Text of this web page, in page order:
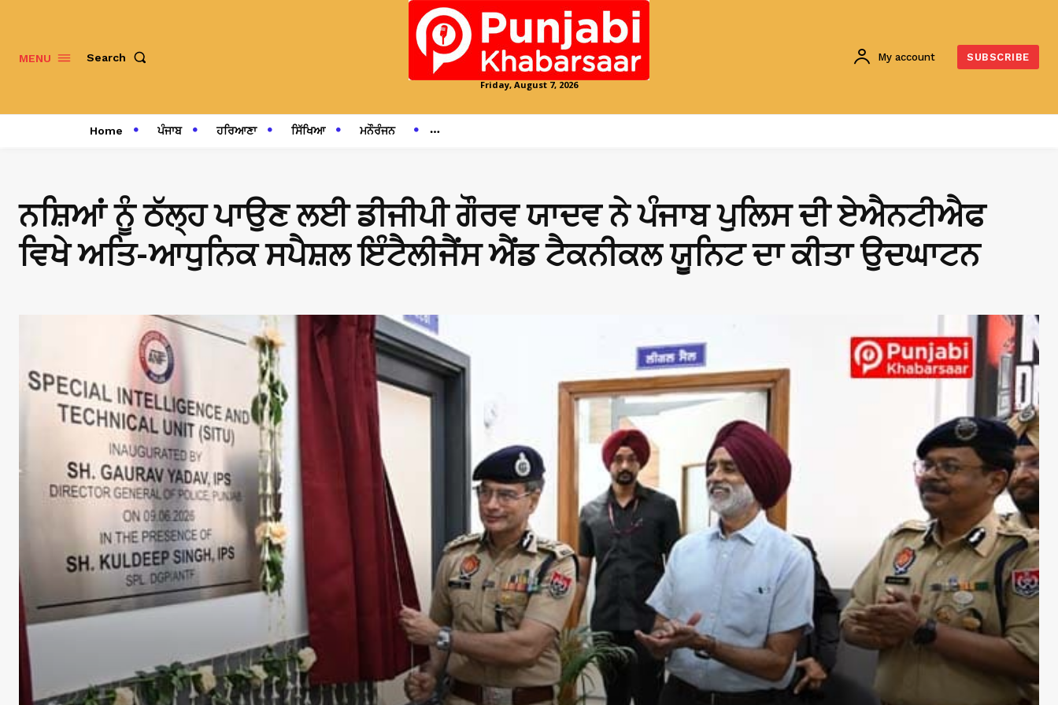
MENU Search
Friday, August 7, 2026
My account SUBSCRIBE
Home ਪੰਜਾਬ ਹਰਿਆਣਾ ਸਿੱਖਿਆ ਮਨੌਰੰਜਨ
ਨਸ਼ਿਆਂ ਨੂੰ ਠੱਲ੍ਹ ਪਾਉਣ ਲਈ ਡੀਜੀਪੀ ਗੌਰਵ ਯਾਦਵ ਨੇ ਪੰਜਾਬ ਪੁਲਿਸ ਦੀ ਏਐਨਟੀਐਫ
ਵਿਖੇ ਅਤਿ-ਆਧੁਨਿਕ ਸਪੈਸ਼ਲ ਇੰਟੈਲੀਜੈਂਸ ਐਂਡ ਟੈਕਨੀਕਲ ਯੂਨਿਟ ਦਾ ਕੀਤਾ ਉਦਘਾਟਨ